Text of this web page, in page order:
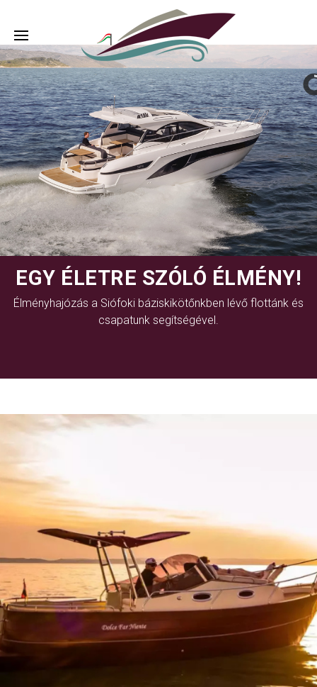
EGY ÉLETRE SZÓLÓ ÉLMÉNY!
Élményhajózás a Siófoki báziskikötőnkben lévő flottánk és
csapatunk segítségével.